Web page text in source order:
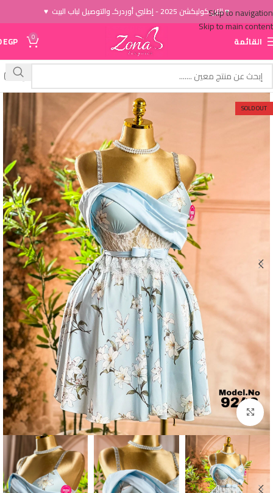
Skip to navigation
Skip to main content
♥ الاَن كوليكشن 2025 - إطلبي أوردركـ والتوصيل لباب البيت ♥
القائمة 0
EGP
SOLD OUT
Click to enlarge